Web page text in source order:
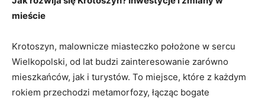
mieście
Krotoszyn, malownicze miasteczko położone w sercu
Wielkopolski, od lat budzi zainteresowanie zarówno
mieszkańców, jak i turystów. To miejsce, które z każdym
rokiem przechodzi metamorfozy, łącząc bogate